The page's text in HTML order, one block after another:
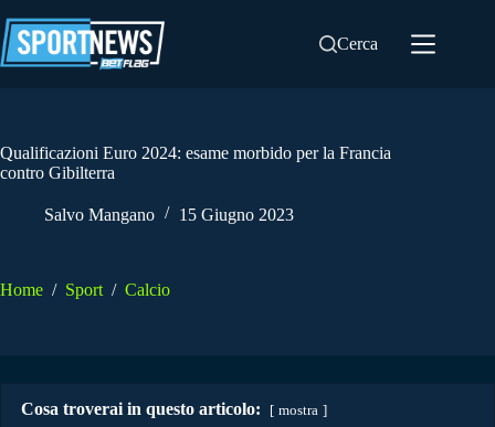
al
contenuto
Cerca
Qualificazioni Euro 2024: esame morbido per la Francia
contro Gibilterra
Salvo Mangano 15 Giugno 2023
Home / Sport / Calcio
Cosa troverai in questo articolo: mostra